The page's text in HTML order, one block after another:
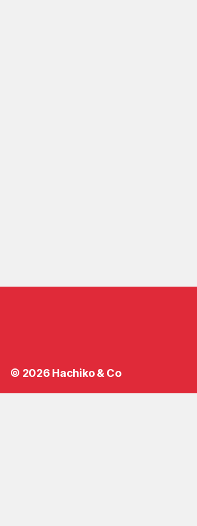
© 2026 Hachiko & Co